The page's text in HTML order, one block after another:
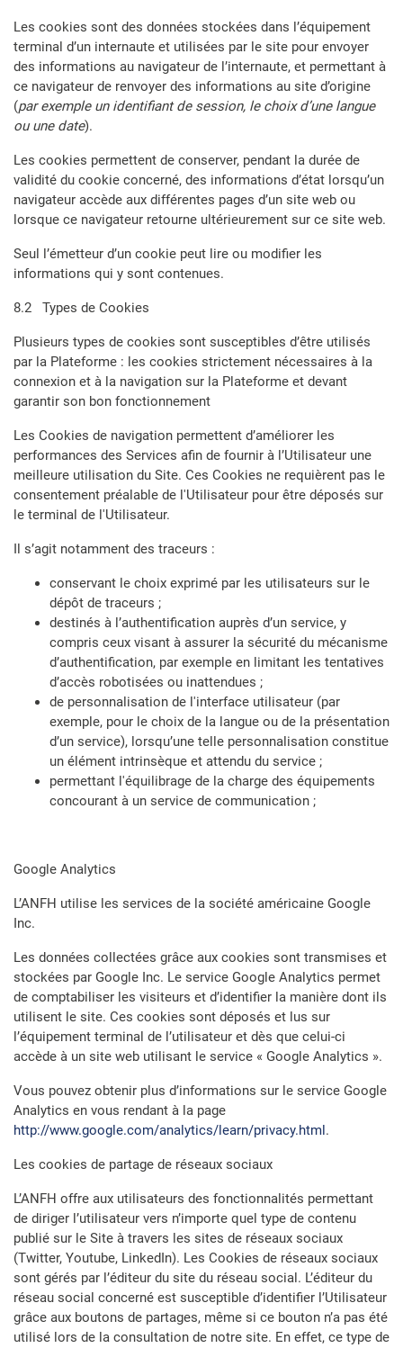
Les cookies sont des données stockées dans l’équipement
terminal d’un internaute et utilisées par le site pour envoyer
des informations au navigateur de l’internaute, et permettant à
ce navigateur de renvoyer des informations au site d’origine
(par exemple un identifiant de session, le choix d’une langue
ou une date).
Les cookies permettent de conserver, pendant la durée de
validité du cookie concerné, des informations d’état lorsqu’un
navigateur accède aux différentes pages d’un site web ou
lorsque ce navigateur retourne ultérieurement sur ce site web.
Seul l’émetteur d’un cookie peut lire ou modifier les
informations qui y sont contenues.
8.2 Types de Cookies
Plusieurs types de cookies sont susceptibles d’être utilisés
par la Plateforme : les cookies strictement nécessaires à la
connexion et à la navigation sur la Plateforme et devant
garantir son bon fonctionnement
Les Cookies de navigation permettent d’améliorer les
performances des Services afin de fournir à l’Utilisateur une
meilleure utilisation du Site. Ces Cookies ne requièrent pas le
consentement préalable de l'Utilisateur pour être déposés sur
le terminal de l'Utilisateur.
Il s’agit notamment des traceurs :
conservant le choix exprimé par les utilisateurs sur le
dépôt de traceurs ;
destinés à l’authentification auprès d’un service, y
compris ceux visant à assurer la sécurité du mécanisme
d’authentification, par exemple en limitant les tentatives
d’accès robotisées ou inattendues ;
de personnalisation de l'interface utilisateur (par
exemple, pour le choix de la langue ou de la présentation
d’un service), lorsqu’une telle personnalisation constitue
un élément intrinsèque et attendu du service ;
permettant l'équilibrage de la charge des équipements
concourant à un service de communication ;
Google Analytics
L’ANFH utilise les services de la société américaine Google
Inc.
Les données collectées grâce aux cookies sont transmises et
stockées par Google Inc. Le service Google Analytics permet
de comptabiliser les visiteurs et d’identifier la manière dont ils
utilisent le site. Ces cookies sont déposés et lus sur
l’équipement terminal de l’utilisateur et dès que celui-ci
accède à un site web utilisant le service « Google Analytics ».
Vous pouvez obtenir plus d’informations sur le service Google
Analytics en vous rendant à la page
http://www.google.com/analytics/learn/privacy.html.
Les cookies de partage de réseaux sociaux
L’ANFH offre aux utilisateurs des fonctionnalités permettant
de diriger l’utilisateur vers n’importe quel type de contenu
publié sur le Site à travers les sites de réseaux sociaux
(Twitter, Youtube, LinkedIn). Les Cookies de réseaux sociaux
sont gérés par l’éditeur du site du réseau social. L’éditeur du
réseau social concerné est susceptible d’identifier l’Utilisateur
grâce aux boutons de partages, même si ce bouton n’a pas été
utilisé lors de la consultation de notre site. En effet, ce type de